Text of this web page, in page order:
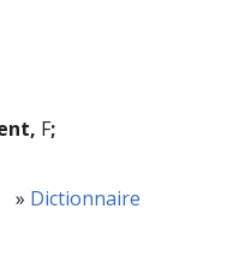
F;
» Dictionnaire